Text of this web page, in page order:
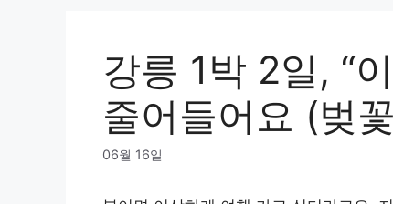
강릉 1박 2일, “
줄어들어요 (벚
06월 16일